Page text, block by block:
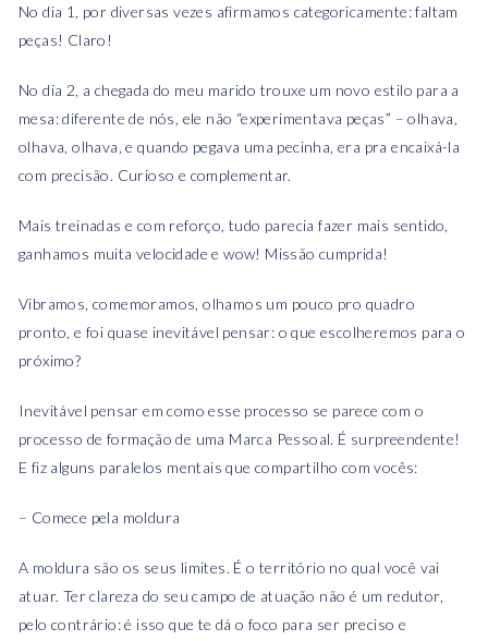
No dia 1, por diversas vezes afirmamos categoricamente: faltam
peças! Claro!
No dia 2, a chegada do meu marido trouxe um novo estilo para a
mesa: diferente de nós, ele não “experimentava peças” – olhava,
olhava, olhava, e quando pegava uma pecinha, era pra encaixá-la
com precisão. Curioso e complementar.
Mais treinadas e com reforço, tudo parecia fazer mais sentido,
ganhamos muita velocidade e wow! Missão cumprida!
Vibramos, comemoramos, olhamos um pouco pro quadro
pronto, e foi quase inevitável pensar: o que escolheremos para o
próximo?
Inevitável pensar em como esse processo se parece com o
processo de formação de uma Marca Pessoal. É surpreendente!
E fiz alguns paralelos mentais que compartilho com vocês:
– Comece pela moldura
A moldura são os seus limites. É o território no qual você vai
atuar. Ter clareza do seu campo de atuação não é um redutor,
pelo contrário: é isso que te dá o foco para ser preciso e